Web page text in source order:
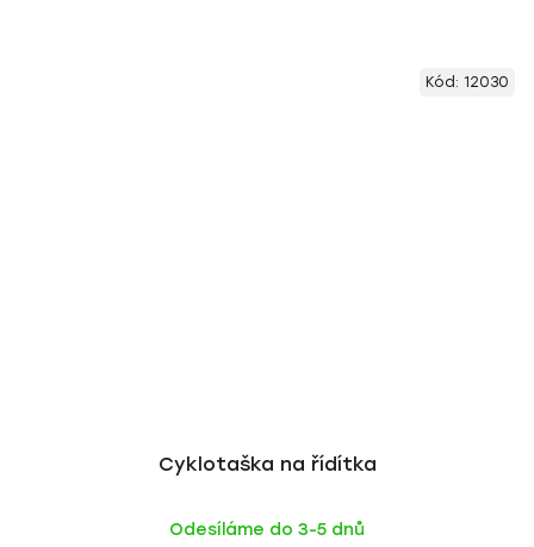
Cyklotaška na řídítka
Odesíláme do 3-5 dnů
Kód: 12030